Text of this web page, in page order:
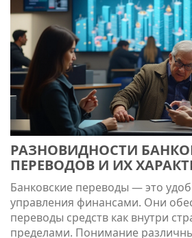
РАЗНОВИДНОСТИ
ПЕРЕВОДОВ И ИХ
Банковские переводы — это
управления финансами. Они
переводы средств как внутри
пределами. Понимание